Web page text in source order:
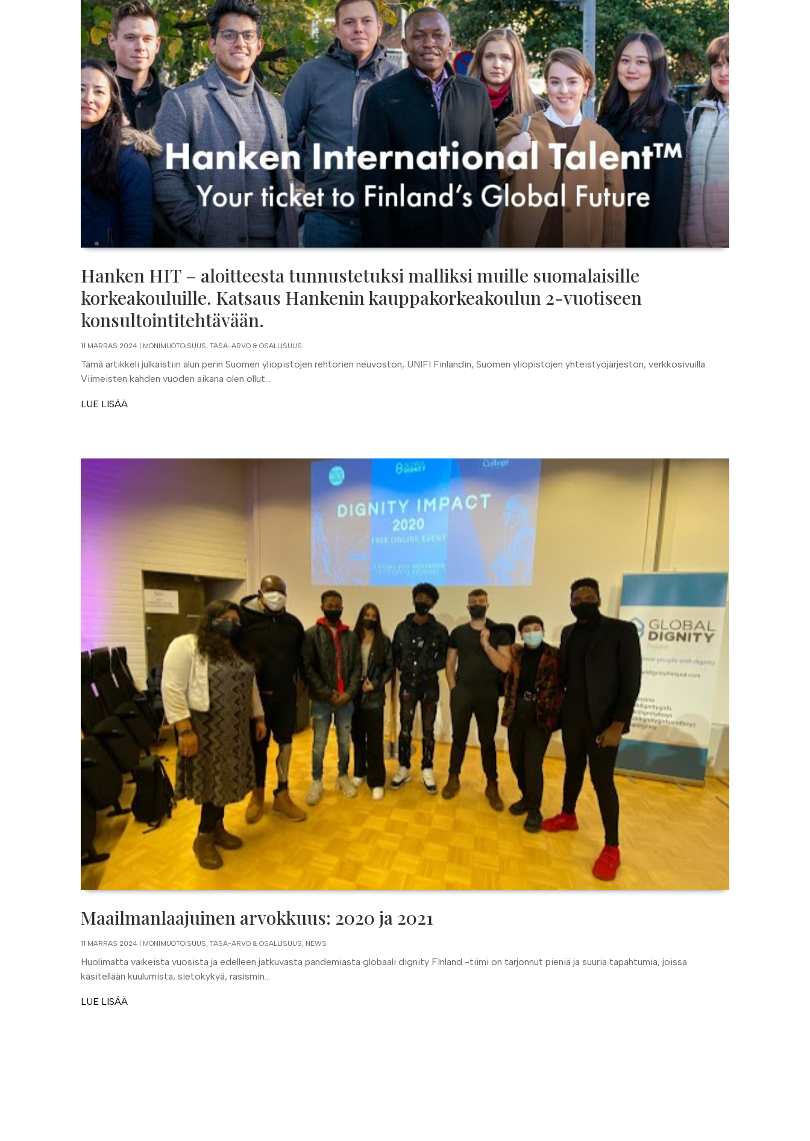
Hanken HIT – aloitteesta tunnustetuksi malliksi muille suomalaisille
korkeakouluille. Katsaus Hankenin kauppakorkeakoulun 2-vuotiseen
konsultointitehtävään.
11 MARRAS 2024 MONIMUOTOISUUS, TASA-ARVO & OSALLISUUS
Tämä artikkeli julkaistiin alun perin Suomen yliopistojen rehtorien neuvoston, UNIFI Finlandin, Suomen yliopistojen yhteistyöjärjestön, verkkosivuilla.
Viimeisten kahden vuoden aikana olen ollut...
LUE LISÄÄ
Maailmanlaajuinen arvokkuus: 2020 ja 2021
11 MARRAS 2024 MONIMUOTOISUUS, TASA-ARVO & OSALLISUUS, NEWS
Huolimatta vaikeista vuosista ja edelleen jatkuvasta pandemiasta globaali dignity FInland -tiimi on tarjonnut pieniä ja suuria tapahtumia, joissa
käsitellään kuulumista, sietokykyä, rasismin...
LUE LISÄÄ